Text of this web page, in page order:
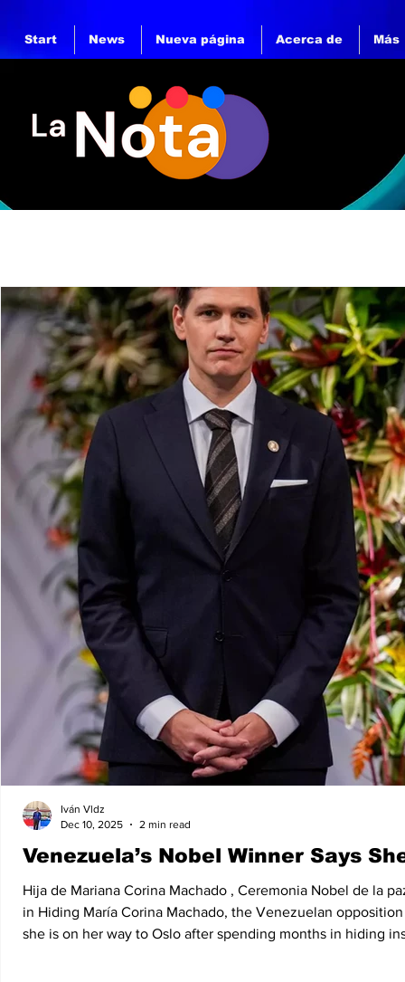
Start News Nueva página Acerca de Más
Venezuela’s Nobel Winner Says
Hija de Mariana Corina Machado , Ceremonia Nobel de la
in Hiding María Corina Machado, the Venezuelan
she is on her way to Oslo after spending months in hiding
Iván Vldz
Dec 10, 2025
2 min read